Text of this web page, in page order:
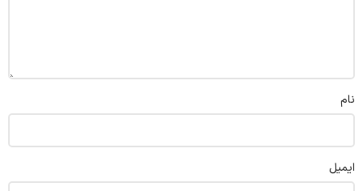
نام
ایمیل